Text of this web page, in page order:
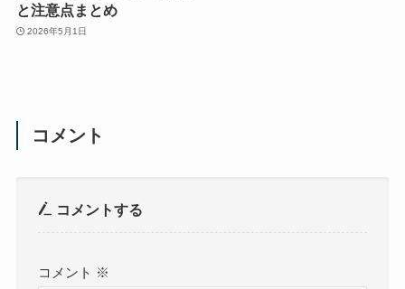
と注意点まとめ
2026年5月1日
コメント
コメントする
コメント ※